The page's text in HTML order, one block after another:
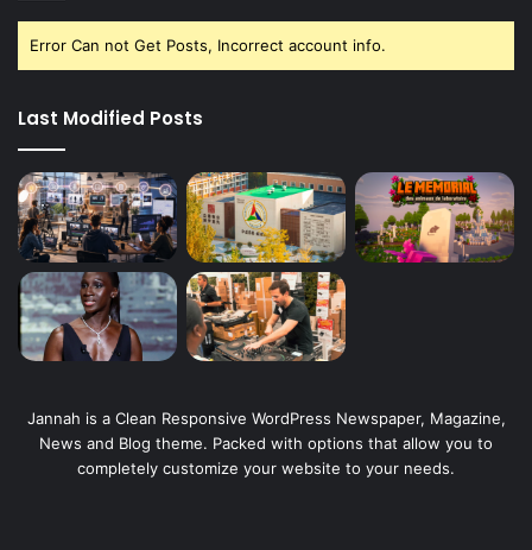
Error Can not Get Posts, Incorrect account info.
Last Modified Posts
Jannah is a Clean Responsive WordPress Newspaper, Magazine,
News and Blog theme. Packed with options that allow you to
completely customize your website to your needs.